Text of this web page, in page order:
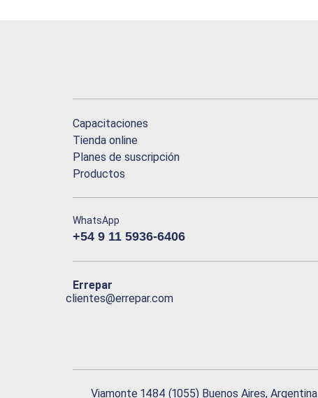
Capacitaciones
Tienda online
Planes de suscripción
Productos
WhatsApp
+54 9 11 5936-6406
Errepar
clientes@errepar.com
Viamonte 1484 (1055) Buenos Aires, Argentina